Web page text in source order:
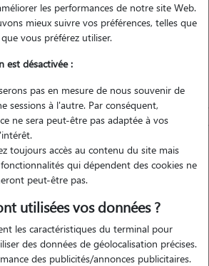
les performances de notre site Web.
mieux suivre vos préférences, telles que
vous préférez utiliser.
est désactivée :
pas en mesure de nous souvenir de
sessions à l'autre. Par conséquent,
ne sera peut-être pas adaptée à vos
toujours accès au contenu du site mais
qui dépendent des cookies ne
peut-être pas.
utilisées vos données ?
les caractéristiques du terminal pour
des données de géolocalisation précises.
des publicités/annonces publicitaires.